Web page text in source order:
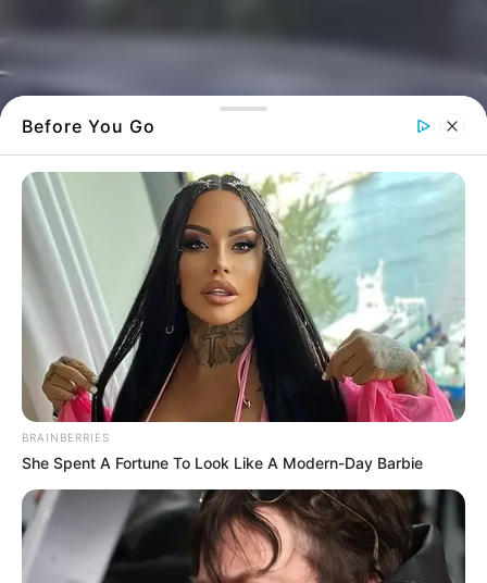
Αυτοκίνητα με σπασμένα τζάμια
Δεν είναι φάρσα: Άφησαν τα αυτοκίνητα
στη Χαλκίδα και τα βρήκαν κατεστραμμένα
Είναι η πιο δύσκολη στιγμή για κάθεοδηγό
που παρκάρει το
αυτοκίνητοτου σε
Before You Go
BRAINBERRIES
She Spent A Fortune To Look Like A Modern-Day Barbie